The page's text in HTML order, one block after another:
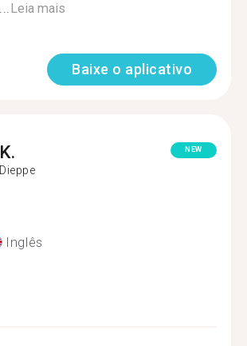
Leia mais
Baixe o aplicativo
K.
Dieppe
NEW
Inglês